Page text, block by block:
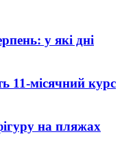
у які дні
11-місячний курс
на пляжах